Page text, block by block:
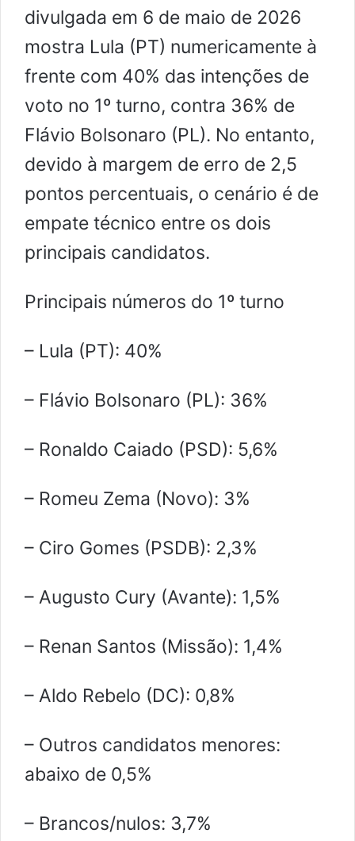
divulgada em 6 de maio de 2026
mostra Lula (PT) numericamente à
frente com 40% das intenções de
voto no 1º turno, contra 36% de
Flávio Bolsonaro (PL). No entanto,
devido à margem de erro de 2,5
pontos percentuais, o cenário é de
empate técnico entre os dois
principais candidatos.
Principais números do 1º turno
– Lula (PT): 40%
– Flávio Bolsonaro (PL): 36%
– Ronaldo Caiado (PSD): 5,6%
– Romeu Zema (Novo): 3%
– Ciro Gomes (PSDB): 2,3%
– Augusto Cury (Avante): 1,5%
– Renan Santos (Missão): 1,4%
– Aldo Rebelo (DC): 0,8%
– Outros candidatos menores:
abaixo de 0,5%
– Brancos/nulos: 3,7%